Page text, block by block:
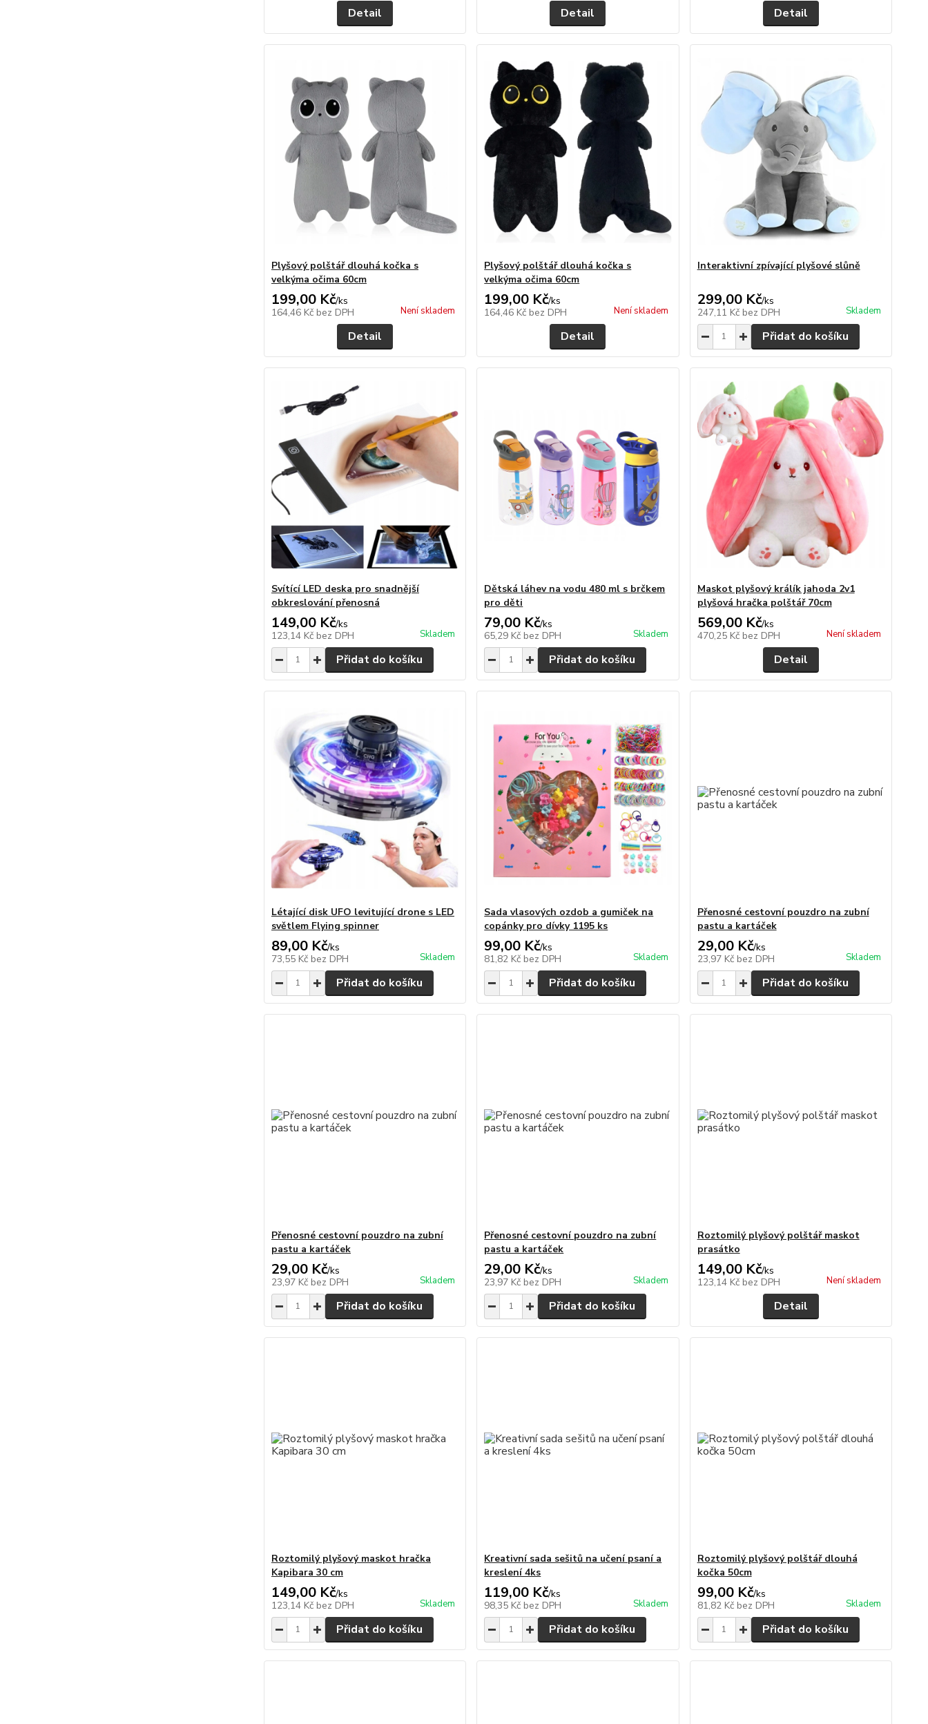
Detail Detail Detail
Plyšový polštář dlouhá kočka s
velkýma očima 60cm
199,00 Kč/ks
164,46 Kč bez DPH Není skladem
Detail
Plyšový polštář dlouhá kočka s
velkýma očima 60cm
199,00 Kč/ks
164,46 Kč bez DPH Není skladem
Detail
Interaktivní zpívající plyšové slůně
299,00 Kč/ks
247,11 Kč bez DPH Skladem
Přidat do košíku
Svítící LED deska pro snadnější
obkreslování přenosná
149,00 Kč/ks
123,14 Kč bez DPH Skladem
Přidat do košíku
Dětská láhev na vodu 480 ml s brčkem
pro děti
79,00 Kč/ks
65,29 Kč bez DPH Skladem
Přidat do košíku
Maskot plyšový králík jahoda 2v1
plyšová hračka polštář 70cm
569,00 Kč/ks
470,25 Kč bez DPH Není skladem
Detail
Létající disk UFO levitující drone s LED
světlem Flying spinner
89,00 Kč/ks
73,55 Kč bez DPH Skladem
Přidat do košíku
Sada vlasových ozdob a gumiček na
copánky pro dívky 1195 ks
99,00 Kč/ks
81,82 Kč bez DPH Skladem
Přidat do košíku
Přenosné cestovní pouzdro na zubní
pastu a kartáček
29,00 Kč/ks
23,97 Kč bez DPH Skladem
Přidat do košíku
Přenosné cestovní pouzdro na zubní
pastu a kartáček
29,00 Kč/ks
23,97 Kč bez DPH Skladem
Přidat do košíku
Přenosné cestovní pouzdro na zubní
pastu a kartáček
29,00 Kč/ks
23,97 Kč bez DPH Skladem
Přidat do košíku
Roztomilý plyšový polštář maskot
prasátko
149,00 Kč/ks
123,14 Kč bez DPH Není skladem
Detail
Roztomilý plyšový maskot hračka
Kapibara 30 cm
149,00 Kč/ks
123,14 Kč bez DPH Skladem
Přidat do košíku
Kreativní sada sešitů na učení psaní a
kreslení 4ks
119,00 Kč/ks
98,35 Kč bez DPH Skladem
Přidat do košíku
Roztomilý plyšový polštář dlouhá
kočka 50cm
99,00 Kč/ks
81,82 Kč bez DPH Skladem
Přidat do košíku